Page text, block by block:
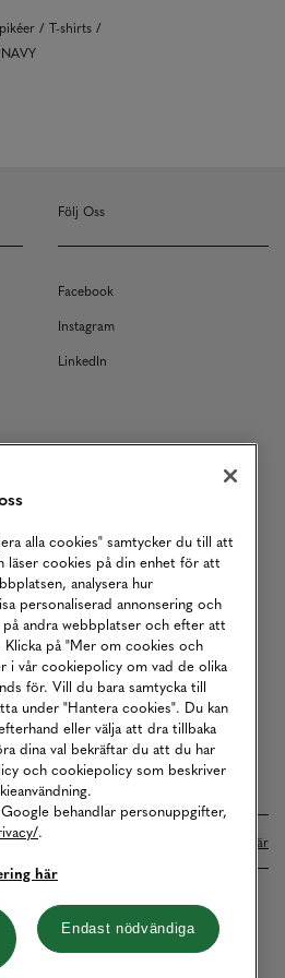
T-shirts
Följ Oss
Facebook
Instagram
LinkedIn
sköts i samarbete med Klarna. Läs mer här
alla cookies" samtycker du till att
läser cookies på din enhet för att
analysera hur
personaliserad annonsering och
andra webbplatser och efter att
på "Mer om cookies och
i vår cookiepolicy om vad de olika
för. Vill du bara samtycka till
under "Hantera cookies". Du kan
eller välja att dra tillbaka
dina val bekräftar du att du har
och cookiepolicy som beskriver
behandlar personuppgifter,
.
här
Endast nödvändiga